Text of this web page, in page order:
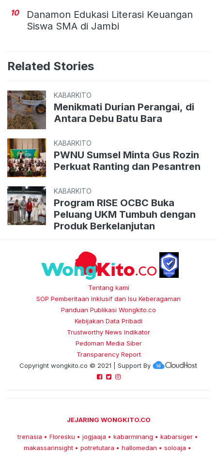
10
Danamon Edukasi Literasi Keuangan
Siswa SMA di Jambi
Related Stories
KABARKITO
Menikmati Durian Perangai, di
Antara Debu Batu Bara
KABARKITO
PWNU Sumsel Minta Gus Rozin
Perkuat Ranting dan Pesantren
KABARKITO
Program RISE OCBC Buka
Peluang UKM Tumbuh dengan
Produk Berkelanjutan
Tentang kami
SOP Pemberitaan Inklusif dan Isu Keberagaman
Panduan Publikasi Wongkito.co
Kebijakan Data Pribadi
Trustworthy News Indikator
Pedoman Media Siber
Transparency Report
Copyright wongkito.co © 2021 | Support By
JEJARING WONGKITO.CO
trenasia • Floresku • jogjaaja • kabarminang • kabarsiger •
makassarinsight • potretutara • hallomedan • soloaja •